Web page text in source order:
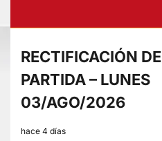
RECTIFICACIÓN DE
PARTIDA – LUNES
03/AGO/2026
hace 4 días